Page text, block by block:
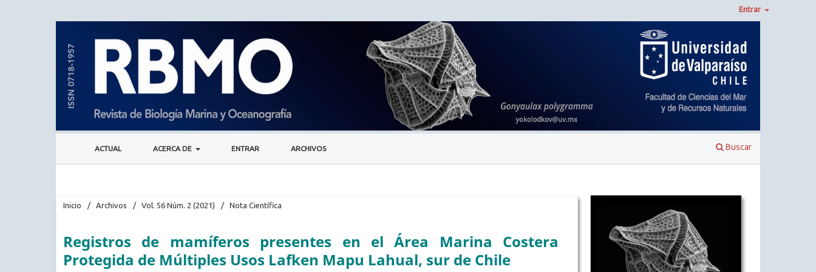
ACTUAL ACERCA DE ENTRAR ARCHIVOS Buscar
Entrar
Inicio / Archivos / Vol. 56 Núm. 2 (2021) / Nota Científica
Registros de mamíferos presentes en el Área Marina Costera
Protegida de Múltiples Usos Lafken Mapu Lahual, sur de Chile